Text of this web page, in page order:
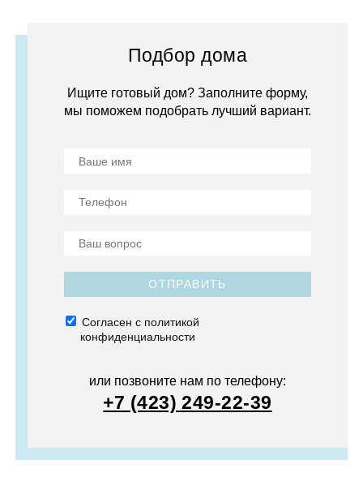
Подбор дома
Ищите готовый дом? Заполните форму,
мы поможем подобрать лучший вариант.
ОТПРАВИТЬ
Согласен с политикой
конфиденциальности
или позвоните нам по телефону:
+7 (423) 249-22-39